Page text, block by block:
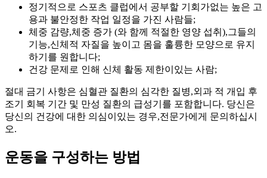
정기적으로 스포츠 클럽에서 공부할 기회가없는 높은 고
용과 불안정한 작업 일정을 가진 사람들;
체중 감량,체중 증가 (와 함께 적절한 영양 섭취),그들의
기능,신체적 자질을 높이고 몸을 훌륭한 모양으로 유지
하기를 원합니다;
건강 문제로 인해 신체 활동 제한이있는 사람;
절대 금기 사항은 심혈관 질환의 심각한 질병,외과 적 개입 후
조기 회복 기간 및 만성 질환의 급성기를 포함합니다. 당신은
당신의 건강에 대한 의심이있는 경우,전문가에게 문의하십시
오.
운동을 구성하는 방법